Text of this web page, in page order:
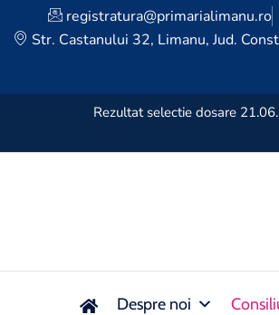
registratura@primarialimanu.ro
Str. Castanului 32, Limanu, Jud.
Rezultat selectie dosare
Despre noi